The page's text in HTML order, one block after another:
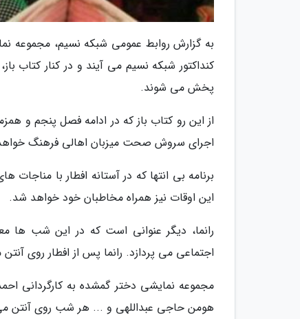
به گزارش روابط عمومی شبکه نسیم، مجموعه
کنداکتور شبکه نسیم می آیند و در کنار کتاب
پخش می شوند.
اجرای سروش صحت میزبان اهالی فرهنگ
برنامه بی انتها که در آستانه افطار با
این اوقات نیز همراه مخاطبان خود خواهد شد.
رانما، دیگر عنوانی است که در این شب ها
اجتماعی می پردازد. رانما پس از افطار روی
مجموعه نمایشی دختر گمشده به کارگردانی
هومن حاجی عبداللهی و ... هر شب روی آنتن